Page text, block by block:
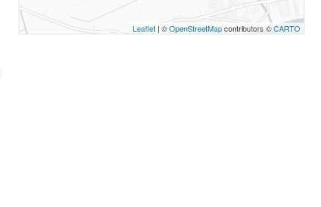
Leaflet | ©OpenStreetMapcontributors ©CARTO